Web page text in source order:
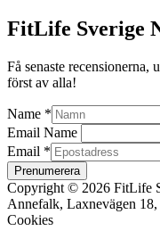
FitLife Sverige
Få senaste recensionerna,
först av alla!
Name *
Email Name
Email *
Prenumerera
Copyright © 2026 FitLife
Annefalk, Laxnevägen 18,
Cookies